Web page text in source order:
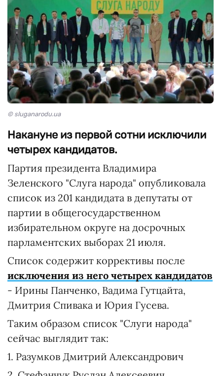
© sluganarodu.ua
Накануне из первой сотни исключили
четырех кандидатов.
Партия президента Владимира
Зеленского "Слуга народа" опубликовала
список из 201 кандидата в депутаты от
партии в общегосударственном
избирательном округе на досрочных
парламентских выборах 21 июля.
Список содержит коррективы после
исключения из него четырех кандидатов
- Ирины Панченко, Вадима Гутцайта,
Дмитрия Спивака и Юрия Гусева.